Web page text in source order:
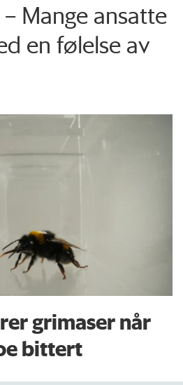
Mange ansatte
en følelse av
grimaser når
bittert